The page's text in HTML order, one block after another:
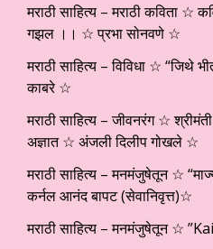
मराठी साहित्य – मराठी कविता
गझल ।। ☆ प्रभा सोनवणे ☆
मराठी साहित्य – विविधा ☆ “जिथे
काबरे ☆
मराठी साहित्य – जीवनरंग ☆
अज्ञात ☆ अंजली दिलीप गोखले ☆
मराठी साहित्य – मनमंजुषेतून ☆
कर्नल आनंद बापट (सेवानिवृत्त)☆
मराठी साहित्य – मनमंजुषेतून ☆